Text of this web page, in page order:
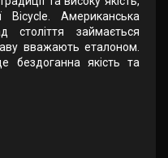
Bicycle. Американська
займається
вважають еталоном.
бездоганна якість та